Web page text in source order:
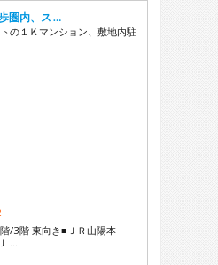
圏内、ス …
の１Ｋマンション、敷地内駐
/3階 東向き■ＪＲ山陽本
…